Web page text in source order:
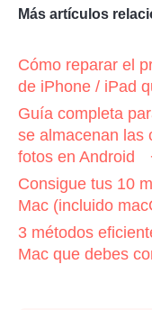
Más artículos
Cómo reparar el
de iPhone / iPad
Guía completa
se almacenan las
fotos en Android
Consigue tus 10
Mac (incluido
3 métodos
Mac que debes